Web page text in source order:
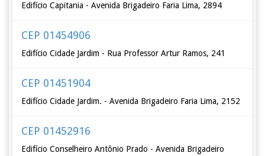
Edifício Capitania - Avenida Brigadeiro Faria Lima, 2894
CEP 01454906
Edifício Cidade Jardim - Rua Professor Artur Ramos, 241
CEP 01451904
Edifício Cidade Jardim. - Avenida Brigadeiro Faria Lima, 2152
CEP 01452916
Edifício Conselheiro Antônio Prado - Avenida Brigadeiro